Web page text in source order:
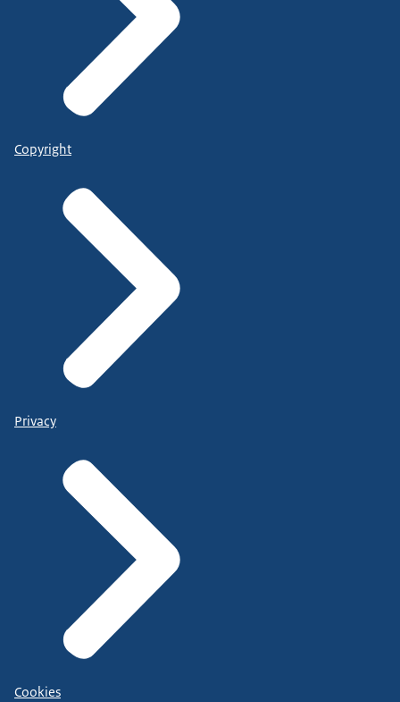
Copyright
Privacy
Cookies